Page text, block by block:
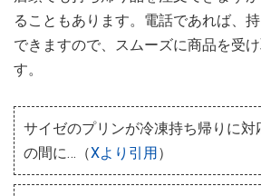
ることもあります。電話であれば、
できますので、スムーズに商品を受
す。
サイゼのプリンが冷凍持ち帰りに
の間に…（Xより引用）